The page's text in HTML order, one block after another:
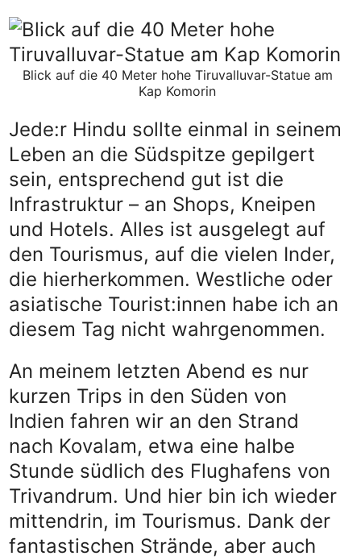
Blick auf die 40 Meter hohe Tiruvalluvar-Statue am
Kap Komorin
Jede:r Hindu sollte einmal in seinem
Leben an die Südspitze gepilgert
sein, entsprechend gut ist die
Infrastruktur – an Shops, Kneipen
und Hotels. Alles ist ausgelegt auf
den Tourismus, auf die vielen Inder,
die hierherkommen. Westliche oder
asiatische Tourist:innen habe ich an
diesem Tag nicht wahrgenommen.
An meinem letzten Abend es nur
kurzen Trips in den Süden von
Indien fahren wir an den Strand
nach Kovalam, etwa eine halbe
Stunde südlich des Flughafens von
Trivandrum. Und hier bin ich wieder
mittendrin, im Tourismus. Dank der
fantastischen Strände, aber auch